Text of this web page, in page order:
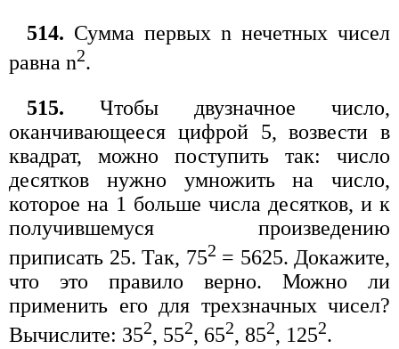
514. Сумма первых n нечетных чисел
равна n2.
515. Чтобы двузначное число,
оканчивающееся цифрой 5, возвести в
квадрат, можно поступить так: число
десятков нужно умножить на число,
которое на 1 больше числа десятков, и к
получившемуся произведению
приписать 25. Так, 752 = 5625. Докажите,
что это правило верно. Можно ли
применить его для трехзначных чисел?
Вычислите: 352, 552, 652, 852, 1252.